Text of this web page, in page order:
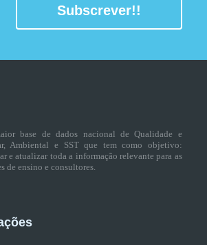
Subscrever!!
base de dados nacional de Qualidade e
Ambiental e SST que tem como objetivo:
e atualizar toda a informação relevante para as
de ensino e consultores.